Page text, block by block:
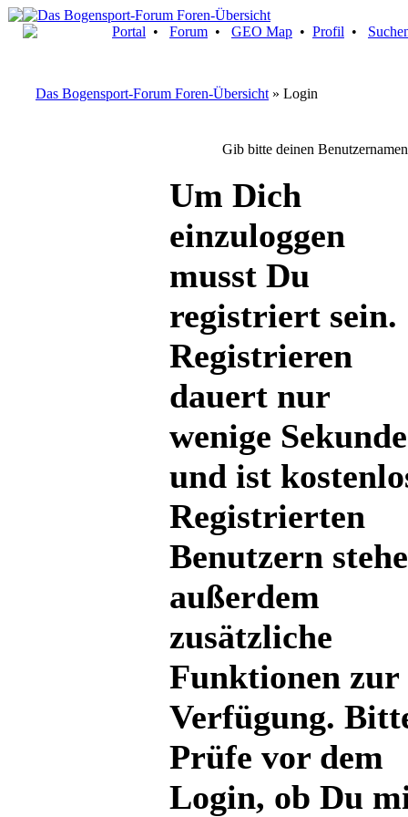
Portal • Forum • GEO Map • Profil •
Das Bogensport-Forum Foren-Übersicht » Login
Gib bitte deinen
Um Dich
einzuloggen
musst Du
registriert sein.
Registrieren
dauert nur
wenige
und ist
Registrierten
Benutzern
außerdem
zusätzliche
Funktionen zur
Verfügung.
Prüfe vor dem
Login, ob Du